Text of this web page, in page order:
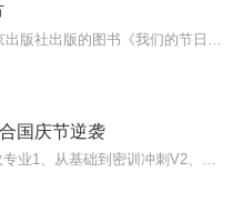
国庆节逆袭